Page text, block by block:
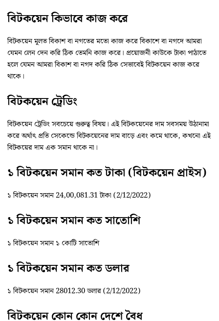
বিটকয়েন কিভাবে কাজ করে
বিটকয়েন মূলত বিকাশ বা নগতের মতো কাজ করে বিকাশে বা নগদে আমরা
যেমন লেন দেন করি ঠিক তেমনি কাজ করে। প্রয়োজনী কাউকে টাকা পাঠাতে
হলে যেমন আমরা বিকাশ বা নগদ করি ঠিক সেভাবেই বিটকয়েন কাজ করে
থাকে।
বিটকয়েন ট্রেডিং
বিটকয়েন ট্রেডিং সবচেয়ে গুরুত্ব বিষয়। এই বিটকয়েনের দাম সবসময় উঠানামা
করে অর্থাৎ প্রতি সেকেন্ডে বিটকয়েনের দাম বাড়ে এবং কমে থাকে, কখনো এই
বিটকয়ের দাম এক সমান থাকে না।
১ বিটকয়েন সমান কত টাকা (বিটকয়েন প্রাইস)
১ বিটকয়েন সমান 24,00,081.31 টাকা (2/12/2022)
১ বিটকয়েন সমান কত সাতোশি
১ বিটকয়েন সমান ১ কোটি সাতোশি
১ বিটকয়েন সমান কত ডলার
১ বিটকয়েন সমান 28012.30 ডলার (2/12/2022)
বিটকয়েন কোন কোন দেশে বৈধ